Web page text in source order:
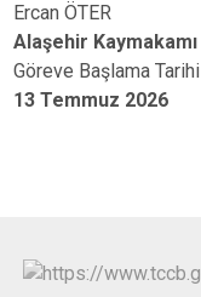
Ercan ÖTER
Alaşehir Kaymakamı
Göreve Başlama Tarihi
13 Temmuz 2026